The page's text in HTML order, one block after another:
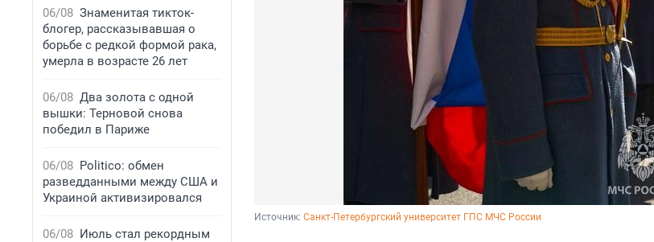
06/08 Знаменитая тикток-
блогер, рассказывавшая о
борьбе с редкой формой рака,
умерла в возрасте 26 лет
06/08 Два золота с одной
вышки: Терновой снова
победил в Париже
06/08 Politico: обмен
разведданными между США и
Украиной активизировался
06/08 Июль стал рекордным
Источник: Санкт-Петербургский университет ГПС МЧС России